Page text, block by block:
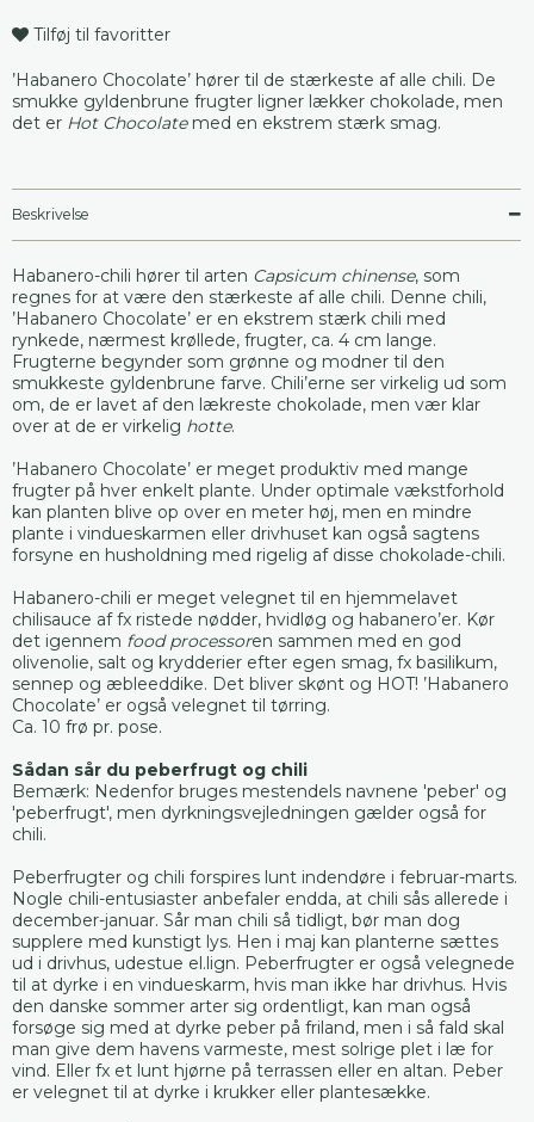
Tilføj til favoritter
’Habanero Chocolate’ hører til de stærkeste af alle chili. De
smukke gyldenbrune frugter ligner lækker chokolade, men
det er Hot Chocolatemed en ekstrem stærk smag.
Beskrivelse
Habanero-chili hører til arten Capsicum chinense, som
regnes for at være den stærkeste af alle chili. Denne chili,
’Habanero Chocolate’ er en ekstrem stærk chili med
rynkede, nærmest krøllede, frugter, ca. 4 cm lange.
Frugterne begynder som grønne og modner til den
smukkeste gyldenbrune farve. Chili’erne ser virkelig ud som
om, de er lavet af den lækreste chokolade, men vær klar
over at de er virkelig hotte.
’Habanero Chocolate’ er meget produktiv med mange
frugter på hver enkelt plante. Under optimale vækstforhold
kan planten blive op over en meter høj, men en mindre
plante i vindueskarmen eller drivhuset kan også sagtens
forsyne en husholdning med rigelig af disse chokolade-chili.
Habanero-chili er meget velegnet til en hjemmelavet
chilisauce af fx ristede nødder, hvidløg og habanero’er. Kør
det igennem food processoren sammen med en god
olivenolie, salt og krydderier efter egen smag, fx basilikum,
sennep og æbleeddike. Det bliver skønt og HOT! ’Habanero
Chocolate’ er også velegnet til tørring.
Ca. 10 frø pr. pose.
Sådan sår du peberfrugt og chili
Bemærk: Nedenfor bruges mestendels navnene 'peber' og
'peberfrugt', men dyrkningsvejledningen gælder også for
chili.
Peberfrugter og chili forspires lunt indendøre i februar-marts.
Nogle chili-entusiaster anbefaler endda, at chili sås allerede i
december-januar. Sår man chili så tidligt, bør man dog
supplere med kunstigt lys. Hen i maj kan planterne sættes
ud i drivhus, udestue el.lign. Peberfrugter er også velegnede
til at dyrke i en vindueskarm, hvis man ikke har drivhus. Hvis
den danske sommer arter sig ordentligt, kan man også
forsøge sig med at dyrke peber på friland, men i så fald skal
man give dem havens varmeste, mest solrige plet i læ for
vind. Eller fx et lunt hjørne på terrassen eller en altan. Peber
er velegnet til at dyrke i krukker eller plantesække.